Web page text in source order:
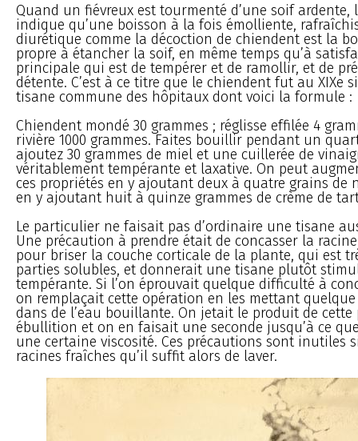
Quand un fiévreux est tourmenté d’une soif ardente,
indique qu’une boisson à la fois émolliente,
diurétique comme la décoction de chiendent est la
propre à étancher la soif, en même temps qu’à
principale qui est de tempérer et de ramollir, et de
détente. C’est à ce titre que le chiendent fut au XIXe
tisane commune des hôpitaux dont voici la formule :
Chiendent mondé 30 grammes ; réglisse effilée 4
rivière 1000 grammes. Faites bouillir pendant un
ajoutez 30 grammes de miel et une cuillerée de
véritablement tempérante et laxative. On peut
ces propriétés en y ajoutant deux à quatre grains de
en y ajoutant huit à quinze grammes de crème de
Le particulier ne faisait pas d’ordinaire une tisane
Une précaution à prendre était de concasser la
pour briser la couche corticale de la plante, qui est
parties solubles, et donnerait une tisane plutôt
tempérante. Si l’on éprouvait quelque difficulté à
on remplaçait cette opération en les mettant quelque
dans de l’eau bouillante. On jetait le produit de cette
ébullition et on en faisait une seconde jusqu’à ce
une certaine viscosité. Ces précautions sont inutiles
racines fraîches qu’il suffit alors de laver.